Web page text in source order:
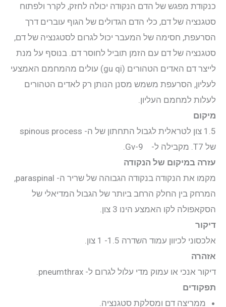
כנקודת מפגש של הדם הנקודה יכולה לחזק, לקרר ולפתוח
סטגנציה של דם, כלי הדם הגדולים של הגוף עוברים דרך
הסרעפת, חסימה של המעבר יכול לגרום לסטגנציה של דם,
סטגנציה של דם עם הזמן תוביל לחוסר דם. בנוסף על מנת
לייצר דם האדים הטהורים (gu qi) עולים מהמחמם האמצעי
לעליון, הסרעפת משמש מסנן הנותן רק לאדים הטהורים
לעלות למחמם העליון.
מיקום
1.5 צון לטראלית לגבול התחתון של ה- spinous process
של T7. מקבילה ל- Gv-9.
עזרה במיקום של הנקודה
מקמו את הנקודה בנקודה הגבוהה של שריר ה- paraspinal,
המרחק בין החלק הרחב ביותר של הגבול המדיאלי של
הסקאפולה לקו האמצע הינו 3 צון.
דיקור
אלכסוני לכיוון עמוד השדרה 1.5- 1 צון.
אזהרה
דיקור אנכי או עמוק מדי עלול לגרום ל- pneumthrax.
תפקודים
ממריצה דם ומסלקת סטגנציה.
קורסים
פוסטים